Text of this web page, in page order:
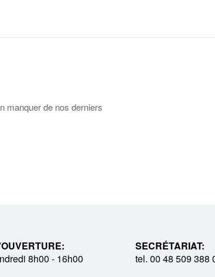
manquer de nos derniers
8h00 - 16h00
SECRÉTARIAT:
tel. 00 48 509 388